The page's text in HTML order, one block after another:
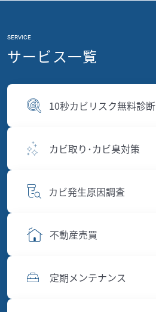
SERVICE
サービス一覧
10秒カビリスク無料診断
カビ取り･カビ臭対策
カビ発生原因調査
不動産売買
定期メンテナンス